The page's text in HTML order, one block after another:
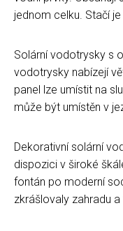
jednom celku. Stačí
Solární vodotrysky s
vodotrysky nabízejí
panel lze umístit na
může být umístěn v
Dekorativní solární
dispozici v široké
fontán po moderní
zkrášlovaly zahradu